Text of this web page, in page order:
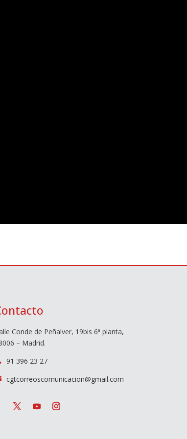
Conde de Peñalver, 19bis 6ª planta,
– Madrid.
91 396 23 27
cgtcorreoscomunicacion@gmail.com